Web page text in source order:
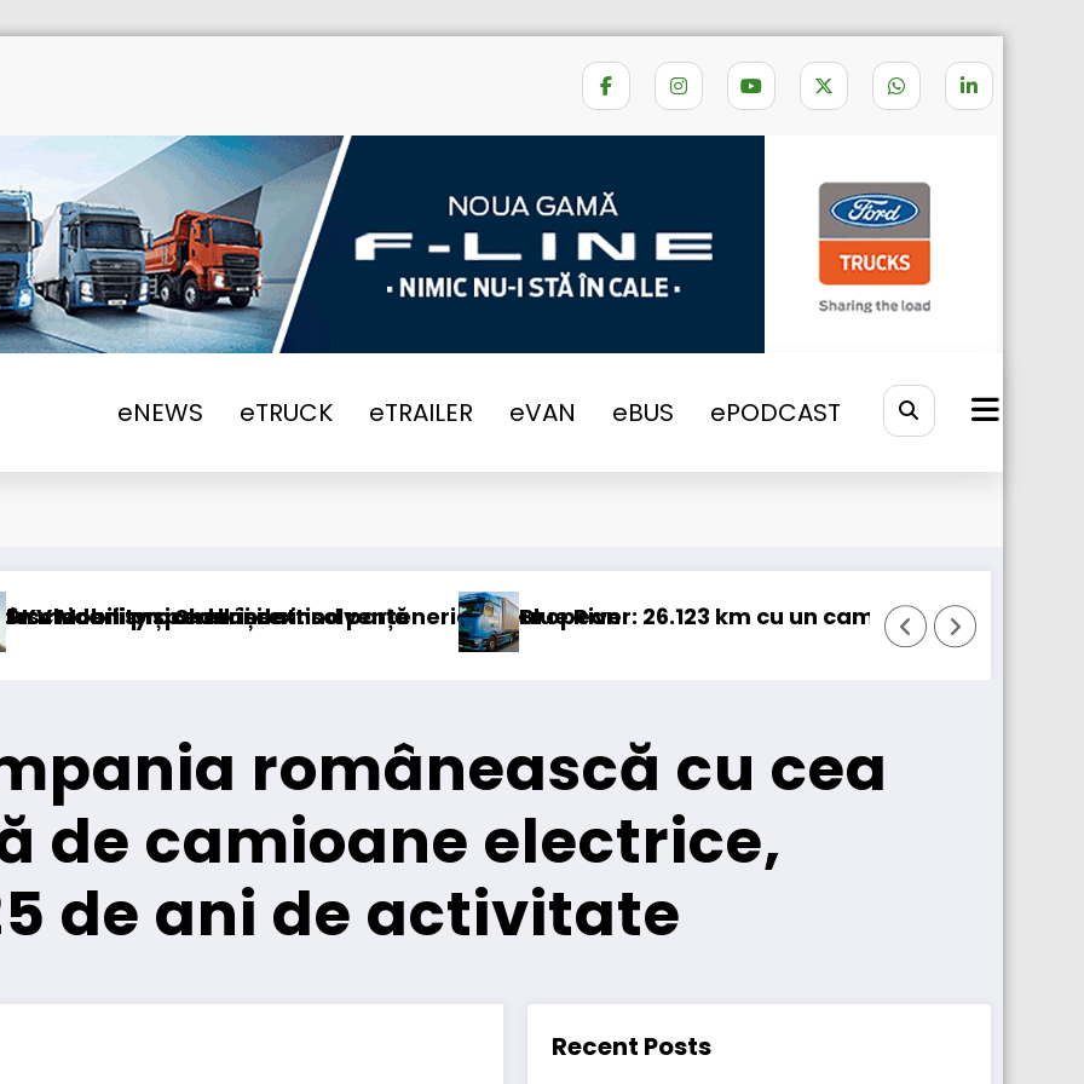
eNEWS eTRUCK eTRAILER eVAN eBUS ePODCAST
eTRUCK
2025
cu cea mai mare flotă de camioane electrice, aniversează 25 de ani de
activitate
european
Blue River: 26.123 km cu un camion 100% electric în transport internațional
Proiectul Revoy prinde contur
românească cu cea
de camioane electrice,
de ani de activitate
Recent Posts